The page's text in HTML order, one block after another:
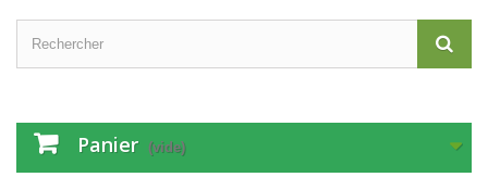
Panier (vide)